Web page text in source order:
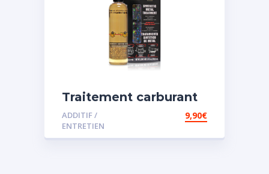
Traitement carburant
spécial essence
ADDITIF /
ENTRETIEN
9,90€